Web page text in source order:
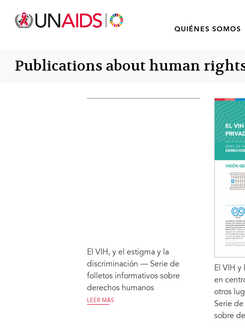
QUIÉNES SOMOS
Publications about human
El VIH, y el estigma y la
discriminación — Serie de
folletos informativos sobre
derechos humanos
LEER MÁS
El VIH y
en
otros
Serie
sobre